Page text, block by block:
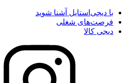
با دیجی‌استایل آشنا شوید
فرصت‌های شغلی
دیجی کالا